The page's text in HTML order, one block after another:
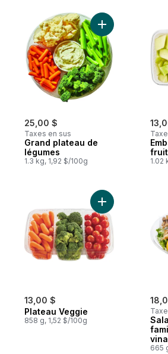
25,00 $
Taxes en sus
Grand plateau de
légumes
1.3 kg, 1,92 $/100g
Ajouter Grand
1.02
13,00 $
Plateau Veggie
858 g, 1,52 $/100g
Ajouter Plateau
de
665